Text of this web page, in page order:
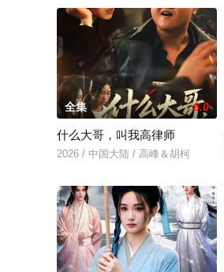
全集 6.0
什么大哥，叫我高律师
2026 / 中国大陆 / 高峰＆胡柯